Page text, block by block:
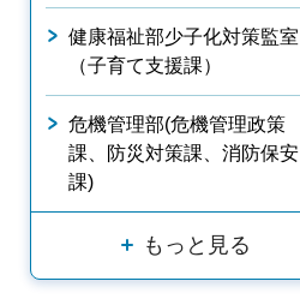
健康福祉部少子化対策監室
（子育て支援課）
危機管理部(危機管理政策
課、防災対策課、消防保安
課)
もっと見る